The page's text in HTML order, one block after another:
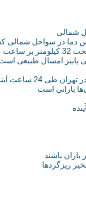
شمالی
24 ساعت آینده
بارانی است
باران باشند
ریزگردها